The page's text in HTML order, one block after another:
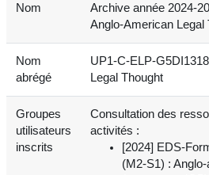
Nom
Archive année 2024-
Anglo-American Legal
Nom
abrégé
UP1-C-ELP-
Legal Thought
Groupes
utilisateurs
inscrits
Consultation des
activités :
[2024] EDS-
(M2-S1) :